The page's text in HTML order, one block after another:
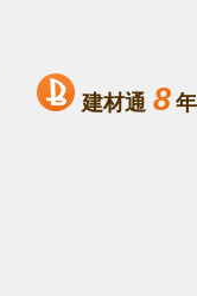
建材通 8 年